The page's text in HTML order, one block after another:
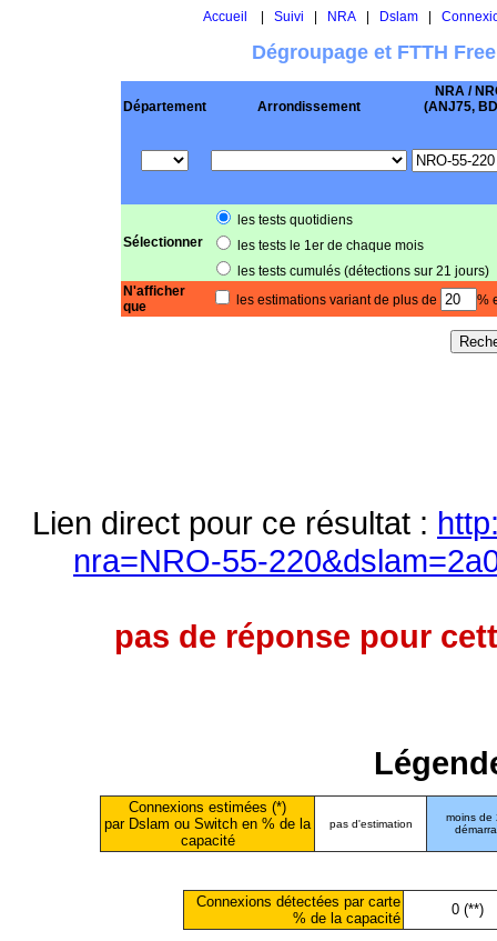
Accueil Suivi NRA| Dslam|
Dégroupage et FTTH
Département Arrondissement
NRA /
(ANJ75,
Sélectionner
les tests quotidiens
les tests le 1er de chaque mois
les tests cumulés (détections sur 21 jours)
N'afficher
que
les estimations variant de plus de %
Lien direct pour ce résultat :
nra=NRO-55-
pas de réponse pour
Connexions estimées (*)
par Dslam ou Switch en % de la
capacité
pas d'estimation
moins de
Connexions détectées par carte
% de la capacité
0 (**)